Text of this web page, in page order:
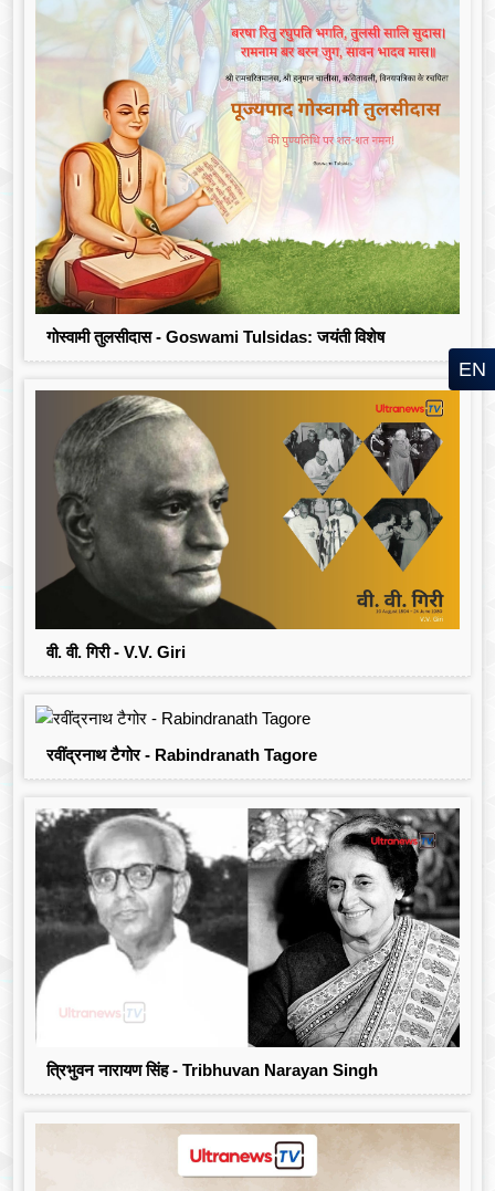
गोस्वामी तुलसीदास - Goswami Tulsidas: जयंती विशेष
वी. वी. गिरी - V.V. Giri
रवींद्रनाथ टैगोर - Rabindranath Tagore
त्रिभुवन नारायण सिंह - Tribhuvan Narayan Singh
EN